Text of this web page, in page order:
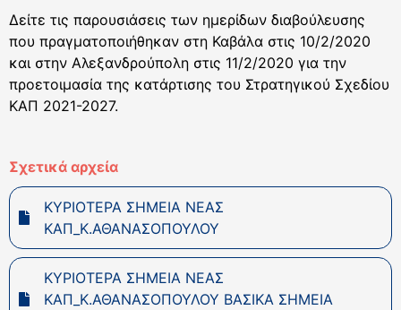
Δείτε τις παρουσιάσεις των ημερίδων διαβούλευσης
που πραγματοποιήθηκαν στη Καβάλα στις 10/2/2020
και στην Αλεξανδρούπολη στις 11/2/2020 για την
προετοιμασία της κατάρτισης του Στρατηγικού Σχεδίου
ΚΑΠ 2021-2027.
Σχετικά αρχεία
ΚΥΡΙΟΤΕΡΑ ΣΗΜΕΙΑ ΝΕΑΣ
ΚΑΠ_Κ.ΑΘΑΝΑΣΟΠΟΥΛΟΥ
ΚΥΡΙΟΤΕΡΑ ΣΗΜΕΙΑ ΝΕΑΣ
ΚΑΠ_Κ.ΑΘΑΝΑΣΟΠΟΥΛΟΥ ΒΑΣΙΚΑ ΣΗΜΕΙΑ